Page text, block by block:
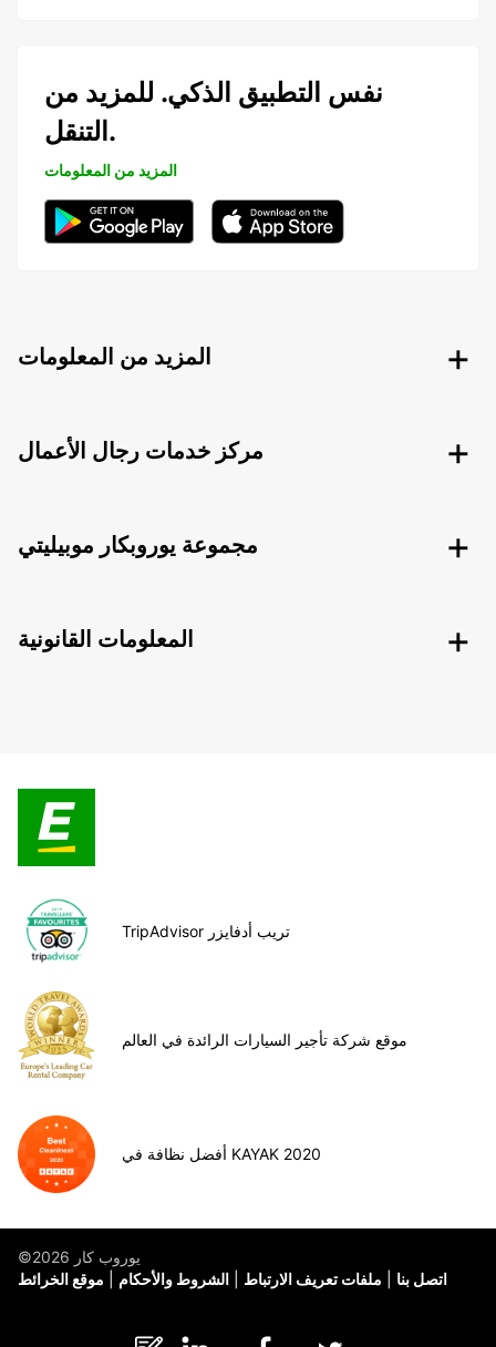
نفس التطبيق الذكي. للمزيد من
التنقل.
المزيد من المعلومات
المزيد من المعلومات
مركز خدمات رجال الأعمال
مجموعة يوروبكار موبيليتي
المعلومات القانونية
TripAdvisor تريب أدفايزر
موقع شركة تأجير السيارات الرائدة في العالم
أفضل نظافة في KAYAK 2020
©يوروب كار 2026
موقع الخرائط
الشروط والأحكام ملفات تعريف الارتباط اتصل بنا